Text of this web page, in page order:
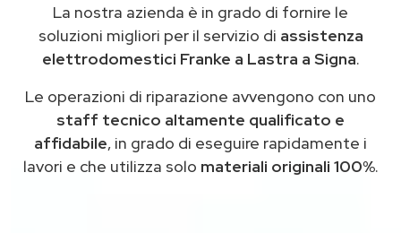
La nostra azienda è in grado di fornire le
soluzioni migliori per il servizio di assistenza
elettrodomestici Franke a Lastra a Signa.
Le operazioni di riparazione avvengono con uno
staff tecnico altamente qualificato e
affidabile, in grado di eseguire rapidamente i
lavori e che utilizza solo materiali originali 100%.